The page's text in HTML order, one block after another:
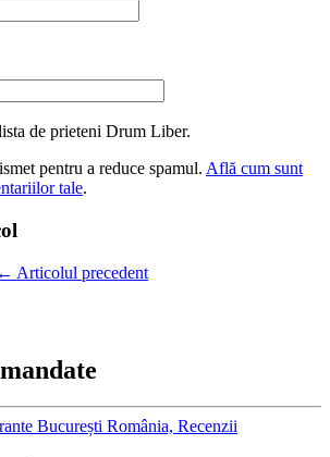
de prieteni Drum Liber.
pentru a reduce spamul. Află cum sunt
tale.
← Articolul precedent